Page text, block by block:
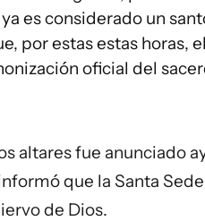
es considerado un
por estas estas horas,
oficial del
altares fue anunciado
que la Santa
de Dios.